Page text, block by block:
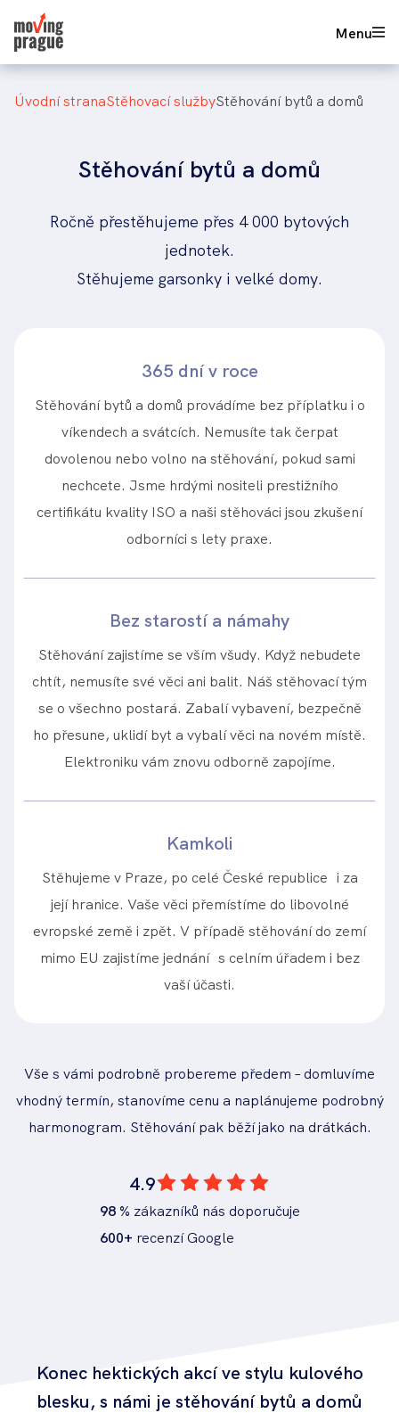
hlavnímu
obsahu
Menu
603 112 414 Nezávazná poptávka
Drobečková
úvodní strana stěhovací služby stěhování bytů a domů
Stěhování bytů a domů
Ročně přestěhujeme přes 4 000 bytových
jednotek.
Stěhujeme garsonky i velké domy.
365 dní v roce
Stěhování bytů a domů provádíme bez příplatku i o
víkendech a svátcích. Nemusíte tak čerpat
dovolenou nebo volno na stěhování, pokud sami
nechcete. Jsme hrdými nositeli prestižního
certifikátu kvality ISO a naši stěhováci jsou zkušení
odborníci s lety praxe.
Bez starostí a námahy
Stěhování zajistíme se vším všudy. Když nebudete
chtít, nemusíte své věci ani balit. Náš stěhovací tým
se o všechno postará. Zabalí vybavení, bezpečně
ho přesune, uklidí byt a vybalí věci na novém místě.
Elektroniku vám znovu odborně zapojíme.
Kamkoli
Stěhujeme v Praze, po celé České republice i za
její hranice. Vaše věci přemístíme do libovolné
evropské země i zpět. V případě stěhování do zemí
mimo EU zajistíme jednání s celním úřadem i bez
vaší účasti.
Vše s vámi podrobně probereme předem – domluvíme
vhodný termín, stanovíme cenu a naplánujeme podrobný
harmonogram. Stěhování pak běží jako na drátkách.
4.9
98 % zákazníků nás doporučuje
600+ recenzí Google
Konec hektických akcí ve stylu kulového
blesku, s námi je stěhování bytů a domů